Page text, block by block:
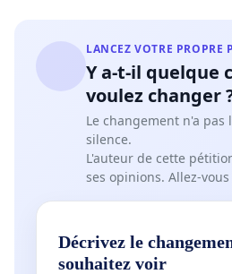
LANCEZ VOTRE PROPRE
Y a-t-il quelque
voulez changer
Le changement n'a
silence.
L'auteur de cette
ses opinions. Allez-
Décrivez le
souhaitez voir